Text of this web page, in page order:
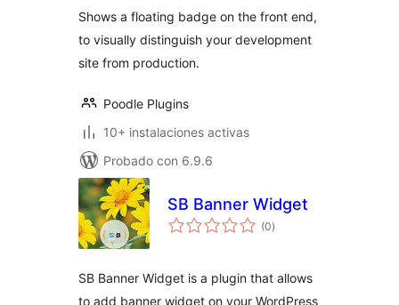
Shows a floating badge on the front end,
to visually distinguish your development
site from production.
Poodle Plugins
10+ instalaciones activas
Probado con 6.9.6
SB Banner Widget
(0valoraciones
en
)
SB Banner Widget is a plugin that allows
to add banner widget on your WordPress